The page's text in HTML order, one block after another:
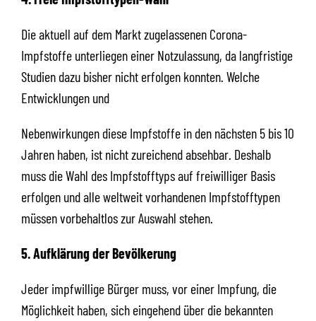
Die aktuell auf dem Markt zugelassenen Corona-
Impfstoffe unterliegen einer Notzulassung, da langfristige
Studien dazu bisher nicht erfolgen konnten. Welche
Entwicklungen und
Nebenwirkungen diese Impfstoffe in den nächsten 5 bis 10
Jahren haben, ist nicht zureichend absehbar. Deshalb
muss die Wahl des Impfstofftyps auf freiwilliger Basis
erfolgen und alle weltweit vorhandenen Impfstofftypen
müssen vorbehaltlos zur Auswahl stehen.
5. Aufklärung der Bevölkerung
Jeder impfwillige Bürger muss, vor einer Impfung, die
Möglichkeit haben, sich eingehend über die bekannten